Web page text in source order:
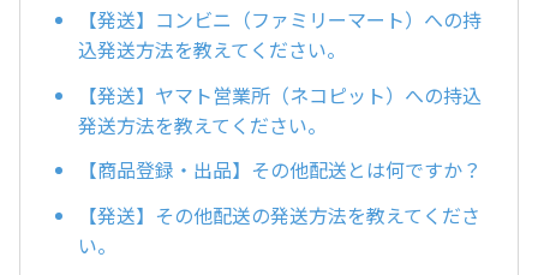
【発送】コンビニ（ファミリーマート）への持
込発送方法を教えてください。
【発送】ヤマト営業所（ネコピット）への持込
発送方法を教えてください。
【商品登録・出品】その他配送とは何ですか？
【発送】その他配送の発送方法を教えてくださ
い。